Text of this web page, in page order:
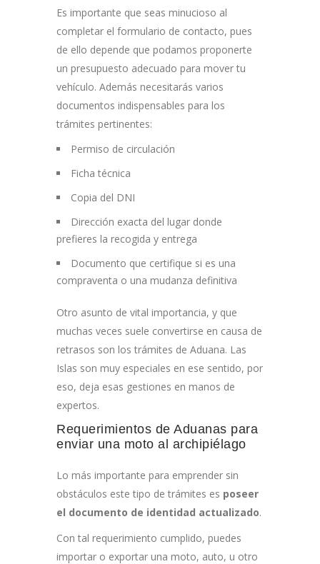
Es importante que seas minucioso al
completar el formulario de contacto, pues
de ello depende que podamos proponerte
un presupuesto adecuado para mover tu
vehículo. Además necesitarás varios
documentos indispensables para los
trámites pertinentes:
Permiso de circulación
Ficha técnica
Copia del DNI
Dirección exacta del lugar donde
prefieres la recogida y entrega
Documento que certifique si es una
compraventa o una mudanza definitiva
Otro asunto de vital importancia, y que
muchas veces suele convertirse en causa de
retrasos son los trámites de Aduana. Las
Islas son muy especiales en ese sentido, por
eso, deja esas gestiones en manos de
expertos.
Requerimientos de Aduanas para
enviar una moto al archipiélago
Lo más importante para emprender sin
obstáculos este tipo de trámites es poseer
el documento de identidad actualizado.
Con tal requerimiento cumplido, puedes
importar o exportar una moto, auto, u otro